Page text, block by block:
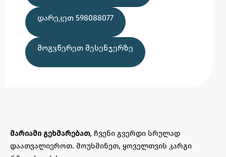
ᲓᲐᲠᲔᲙᲔᲗ 598088077
ᲛᲝᲒᲕᲬᲔᲠᲔᲗ ᲛᲔᲡᲔᲜᲯᲔᲠᲖᲔ
მარიამი გეხმარებათ, ჩვენი გვერდი სრულად
დაათვალიეროთ. მოუსმინეთ, ყოველთვის კარგი